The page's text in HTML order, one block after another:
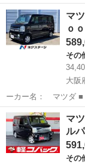
名： ＰＺターボ
広島 広島市
マ
ｏ
その
大阪
ーカー名： マツダ
名： ＰＺターボ
大阪 岸和田市
マ
ル
その